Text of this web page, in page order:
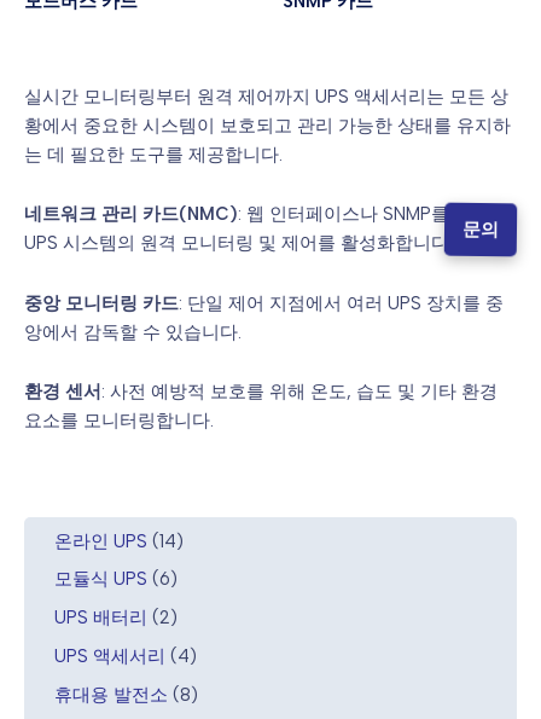
온라인 UPS 141
개
상
모듈식 UPS 66
개
상
품
UPS 배터리 22
개
상
품
UPS 액세서리 44
개
상
휴대용 발전소 88
실시간 모니터링부터 원격 제어까지 UPS 액세서리는 모든 상
황에서 중요한 시스템이 보호되고 관리 가능한 상태를 유지하
는 데 필요한 도구를 제공합니다.
네트워크 관리 카드(NMC): 웹 인터페이스나 SNMP를 통해
UPS 시스템의 원격 모니터링 및 제어를 활성화합니다.
중앙 모니터링 카드: 단일 제어 지점에서 여러 UPS 장치를 중
앙에서 감독할 수 있습니다.
환경 센서: 사전 예방적 보호를 위해 온도, 습도 및 기타 환경
요소를 모니터링합니다.
문의